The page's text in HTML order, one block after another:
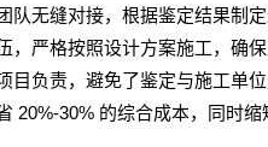
队无缝对接，根据鉴定结果制
，严格按照设计方案施工，确
目负责，避免了鉴定与施工单
20%-30% 的综合成本，同时缩